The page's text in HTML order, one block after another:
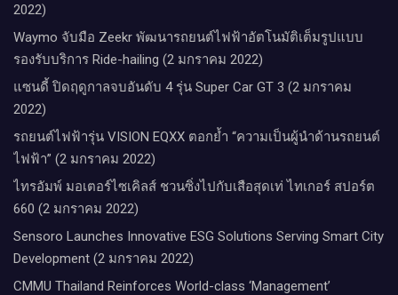
2022)
Waymo จับมือ Zeekr พัฒนารถยนต์ไฟฟ้าอัตโนมัติเต็มรูปแบบ
รองรับบริการ Ride-hailing (2 มกราคม 2022)
แซนดี้ ปิดฤดูกาลจบอันดับ 4 รุ่น Super Car GT 3 (2 มกราคม
2022)
รถยนต์ไฟฟ้ารุ่น VISION EQXX ตอกย้ำ “ความเป็นผู้นำด้านรถยนต์
ไฟฟ้า” (2 มกราคม 2022)
ไทรอัมพ์ มอเตอร์ไซเคิลส์ ชวนซิ่งไปกับเสือสุดเท่ ไทเกอร์ สปอร์ต
660 (2 มกราคม 2022)
Sensoro Launches Innovative ESG Solutions Serving Smart City
Development (2 มกราคม 2022)
CMMU Thailand Reinforces World-class ‘Management’